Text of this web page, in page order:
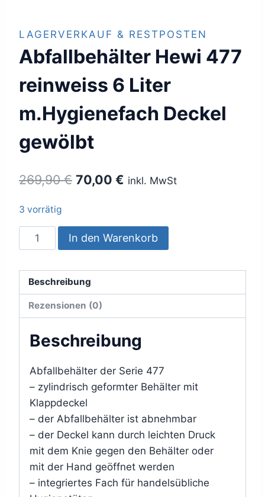
LAGERVERKAUF & RESTPOSTEN
Abfallbehälter Hewi 477
reinweiss 6 Liter
m.Hygienefach Deckel
gewölbt
269,90€ Ursprünglicher
269,90 €
70,00 € Aktueller
70,00 €.
inkl. MwSt
3 vorrätig
Abfallbehälter
Hewi
reinweiss
6
Deckel
Menge
In den Warenkorb
Beschreibung
Rezensionen (0)
Beschreibung
Abfallbehälter der Serie 477
– zylindrisch geformter Behälter mit
Klappdeckel
– der Abfallbehälter ist abnehmbar
– der Deckel kann durch leichten Druck
mit dem Knie gegen den Behälter oder
mit der Hand geöffnet werden
– integriertes Fach für handelsübliche